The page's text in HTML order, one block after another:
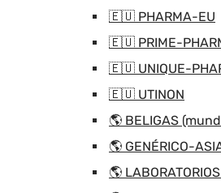
🇪🇺 PHARMA-EU
🇪🇺 PRIME-
🇪🇺 UNIQUE-
🇪🇺 UTINON
🌎 BELIGAS
🌎 GENÉRICO-
🌎